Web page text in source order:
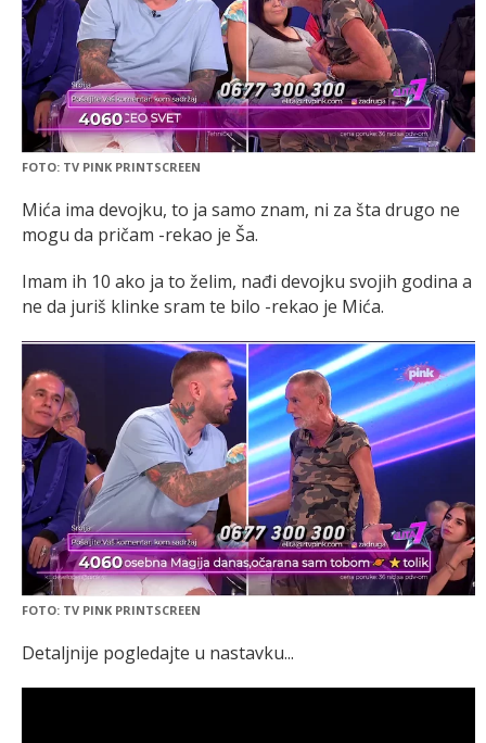
FOTO: TV PINK PRINTSCREEN
Mića ima devojku, to ja samo znam, ni za šta drugo ne
mogu da pričam -rekao je Ša.
Imam ih 10 ako ja to želim, nađi devojku svojih godina a
ne da juriš klinke sram te bilo -rekao je Mića.
FOTO: TV PINK PRINTSCREEN
Detaljnije pogledajte u nastavku...